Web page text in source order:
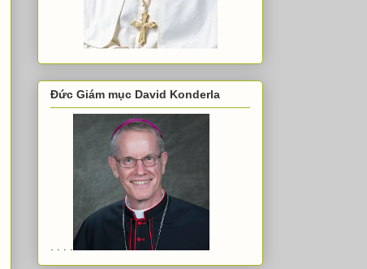
Đức Giám mục David Konderla
. . . .